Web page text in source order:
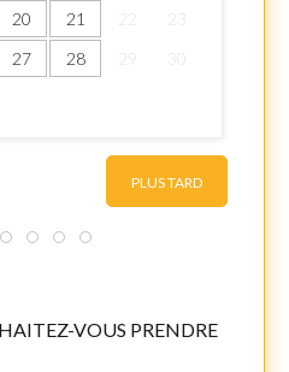
20 21
27 28
PLUS TARD
VOUS PRENDRE